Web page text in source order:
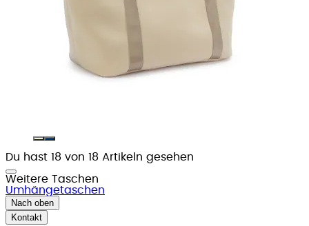
Du hast 18 von 18 Artikeln gesehen
Weitere Taschen
Umhängetaschen
Nach oben
Kontakt